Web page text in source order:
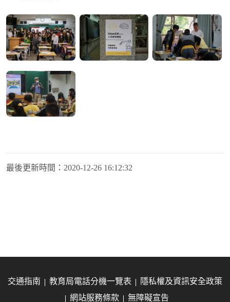
最後更新時間： 2020-12-26 16:12:32
交通指南 教育局電話分機一覽表
隱私權及資訊安全政策
網站服務條款
無障礙宣告